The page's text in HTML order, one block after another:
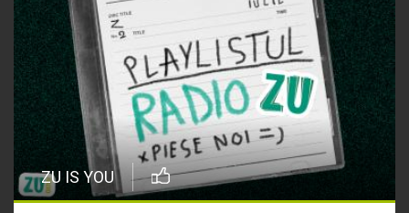
ZU IS YOU